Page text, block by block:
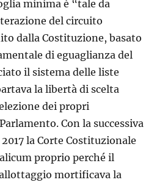
minima è “tale da
del circuito
dalla Costituzione, basato
di eguaglianza del
il sistema delle liste
la libertà di scelta
dei propri
Con la successiva
la Corte Costituzionale
proprio perché il
mortificava la